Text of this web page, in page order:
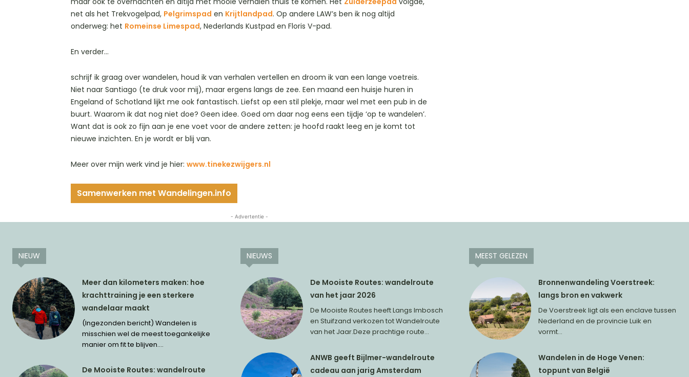
net als het Trekvogelpad, Pelgrimspad en Krijtlandpad. Op andere LAW’s ben ik nog altijd
onderweg: het Romeinse Limespad, Nederlands Kustpad en Floris V-pad.
En verder…
schrijf ik graag over wandelen, houd ik van verhalen vertellen en droom ik van een lange voetreis.
Niet naar Santiago (te druk voor mij), maar ergens langs de zee. Een maand een huisje huren in
Engeland of Schotland lijkt me ook fantastisch. Liefst op een stil plekje, maar wel met een pub in de
buurt. Waarom ik dat nog niet doe? Geen idee. Goed om daar nog eens een tijdje ‘op te wandelen’.
Want dat is ook zo fijn aan je ene voet voor de andere zetten: je hoofd raakt leeg en je komt tot
nieuwe inzichten. En je wordt er blij van.
Meer over mijn werk vind je hier: www.tinekezwijgers.nl
Samenwerken met Wandelingen.info
- Advertentie -
NIEUW
Meer dan kilometers maken: hoe
krachttraining je een sterkere
wandelaar maakt
(Ingezonden bericht) Wandelen is
misschien wel de meest toegankelijke
manier om fit te blijven....
De Mooiste Routes: wandelroute
NIEUWS
De Mooiste Routes: wandelroute
van het jaar 2026
De Mooiste Routes heeft Langs Imbosch
en Stuifzand verkozen tot Wandelroute
van het Jaar.Deze prachtige route...
ANWB geeft Bijlmer-wandelroute
cadeau aan jarig Amsterdam
MEEST GELEZEN
Bronnenwandeling Voerstreek:
langs bron en vakwerk
De Voerstreek ligt als een enclave tussen
Nederland en de provincie Luik en
vormt...
Wandelen in de Hoge Venen:
toppunt van België